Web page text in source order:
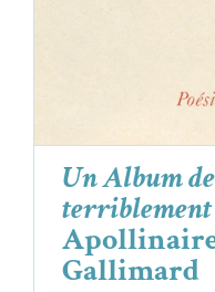
Un Album
terriblement
Gallimard